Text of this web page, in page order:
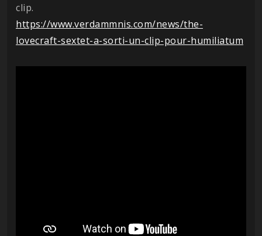
clip.
https://www.verdammnis.com/news/the-
lovecraft-sextet-a-sorti-un-clip-pour-humiliatum